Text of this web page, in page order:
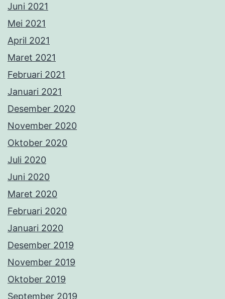
Juni 2021
Mei 2021
April 2021
Maret 2021
Februari 2021
Januari 2021
Desember 2020
November 2020
Oktober 2020
Juli 2020
Juni 2020
Maret 2020
Februari 2020
Januari 2020
Desember 2019
November 2019
Oktober 2019
September 2019